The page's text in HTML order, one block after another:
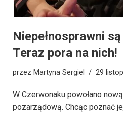
Niepełnosprawni
Teraz pora na nich!
przez Martyna Sergiel 29
W Czerwonaku powołano
pozarządową. Chcąc poznać